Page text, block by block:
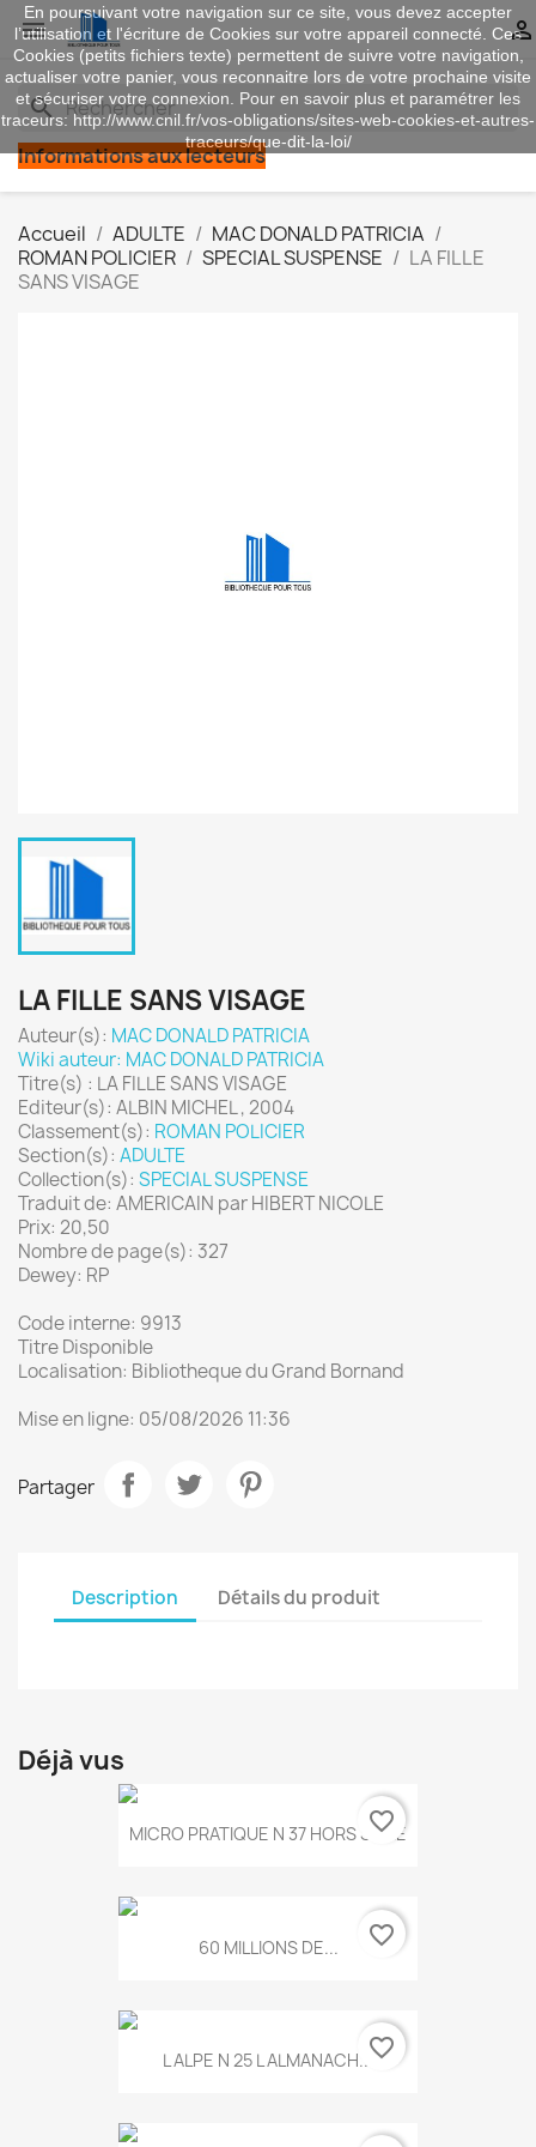
 
search
Informations aux lecteurs
Accueil ADULTE
MAC DONALD PATRICIA
ROMAN POLICIER
SPECIAL SUSPENSE
LA FILLE
SANS VISAGE
LA FILLE SANS VISAGE
Auteur(s): MAC DONALD PATRICIA
Wiki auteur: MAC DONALD PATRICIA
Titre(s) : LA FILLE SANS VISAGE
Editeur(s): ALBIN MICHEL , 2004
Classement(s): ROMAN POLICIER
Section(s): ADULTE
Collection(s): SPECIAL SUSPENSE
Traduit de: AMERICAIN par HIBERT NICOLE
Prix: 20,50
Nombre de page(s): 327
Dewey: RP
Code interne: 9913
Titre Disponible
Localisation: Bibliotheque du Grand Bornand
Mise en ligne: 05/08/2026 11:36
Partager
Description Détails du produit
Déjà vus
MICRO PRATIQUE N 37 HORS SERIE
favorite_border
60 MILLIONS DE... favorite_border
L ALPE N 25 L ALMANACH...favorite_border
En poursuivant votre navigation sur ce site, vous devez accepter
l’utilisation et l'écriture de Cookies sur votre appareil connecté. Ces
Cookies (petits fichiers texte) permettent de suivre votre navigation,
actualiser votre panier, vous reconnaitre lors de votre prochaine visite
et sécuriser votre connexion. Pour en savoir plus et paramétrer les
traceurs: http://www.cnil.fr/vos-obligations/sites-web-cookies-et-autres-
traceurs/que-dit-la-loi/